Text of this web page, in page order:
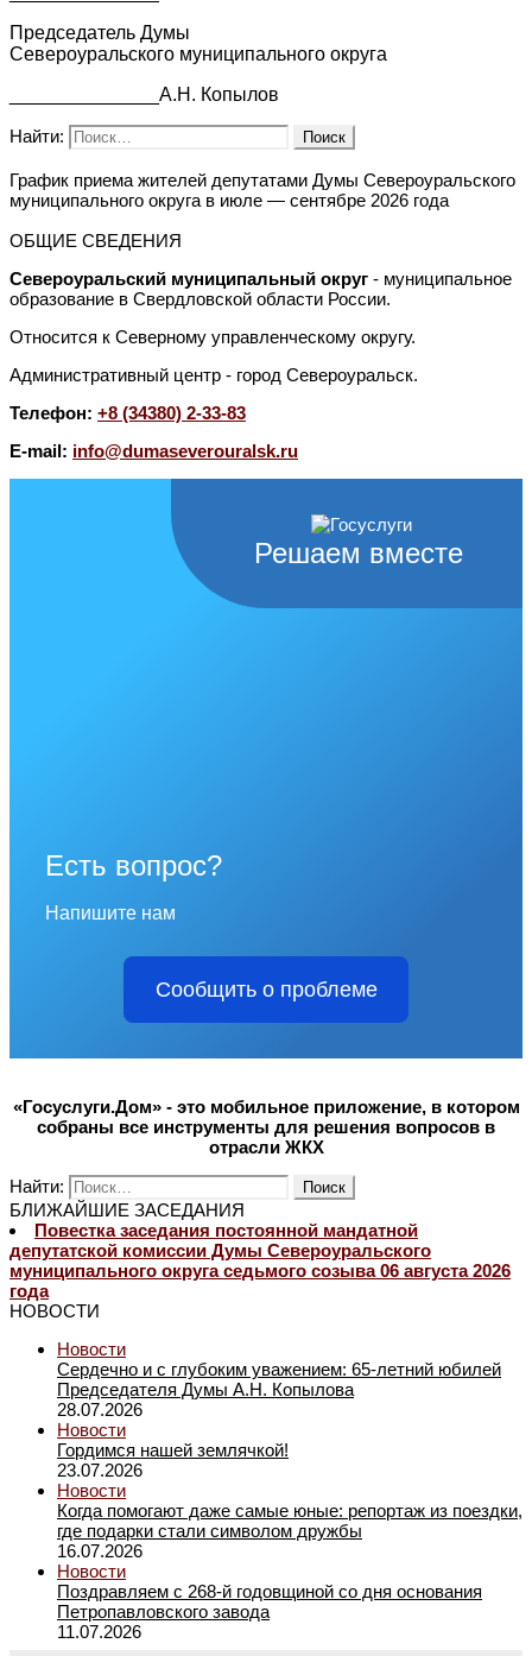
Председатель Думы
Североуральского муниципального округа
______________А.Н. Копылов
Найти:
График приема жителей депутатами Думы Североуральского
муниципального округа в июле — сентябре 2026 года
ОБЩИЕ СВЕДЕНИЯ
Североуральский муниципальный округ - муниципальное
образование в Свердловской области России.
Относится к Северному управленческому округу.
Административный центр - город Североуральск.
Телефон: +8 (34380) 2-33-83
E-mail: info@dumaseverouralsk.ru
Решаем вместе
Есть вопрос?
Напишите нам
Сообщить о проблеме
«Госуслуги.Дом» - это мобильное приложение, в котором
собраны все инструменты для решения вопросов в
отрасли ЖКХ
Найти:
БЛИЖАЙШИЕ ЗАСЕДАНИЯ
Повестка заседания постоянной мандатной
депутатской комиссии Думы Североуральского
муниципального округа седьмого созыва 06 августа 2026
года
НОВОСТИ
Новости
Сердечно и с глубоким уважением: 65-летний юбилей
Председателя Думы А.Н. Копылова
28.07.2026
Новости
Гордимся нашей землячкой!
23.07.2026
Новости
Когда помогают даже самые юные: репортаж из поездки,
где подарки стали символом дружбы
16.07.2026
Новости
Поздравляем с 268-й годовщиной со дня основания
Петропавловского завода
11.07.2026